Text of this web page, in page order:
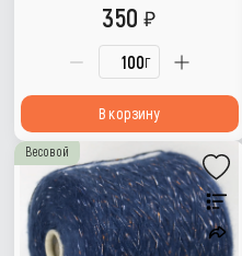
г
350
В корзину
Весовой